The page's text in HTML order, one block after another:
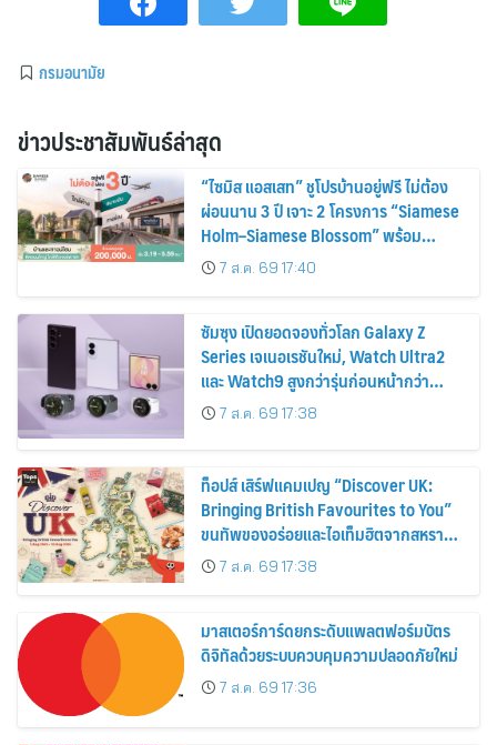
กรมอนามัย
ข่าวประชาสัมพันธ์ล่าสุด
“ไซมิส แอสเสท” ชูโปรบ้านอยู่ฟรี ไม่ต้อง
ผ่อนนาน 3 ปี เจาะ 2 โครงการ “Siamese
Holm–Siamese Blossom” พร้อม
ส่วนลดและสิทธิพิเศษถึง 31 สิงหาคม
2569
7 ส.ค. 69 17:40
ซัมซุง เปิดยอดจองทั่วโลก Galaxy Z
Series เจเนอเรชันใหม่, Watch Ultra2
และ Watch9 สูงกว่ารุ่นก่อนหน้ากว่า
30%7 ส.ค. 69 17:38
ท็อปส์ เสิร์ฟแคมเปญ “Discover UK:
Bringing British Favourites to You”
ขนทัพของอร่อยและไอเท็มฮิตจากสหราช
อาณาจักร ส่งตรงถึงมือตั้งแต่วันนี้ – 18
สิงหาคมนี้
7 ส.ค. 69 17:38
มาสเตอร์การ์ดยกระดับแพลตฟอร์มบัตร
ดิจิทัลด้วยระบบควบคุมความปลอดภัยใหม่
7 ส.ค. 69 17:36